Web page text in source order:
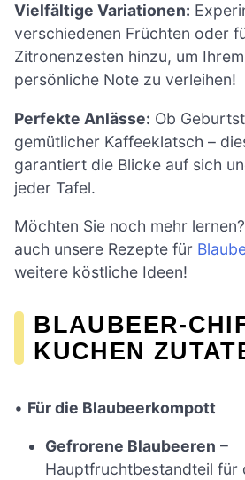
Vielfältige Variationen:
verschiedenen Früchten oder
Zitronenzesten hinzu, um
persönliche Note zu verleihen!
Perfekte Anlässe: Ob
gemütlicher Kaffeeklatsch –
garantiert die Blicke auf sich
jeder Tafel.
Möchten Sie noch mehr
auch unsere Rezepte für
weitere köstliche Ideen!
BLAUBEER-
KUCHEN
• Für die Blaubeerkompott
Gefrorene Blaubeeren –
Hauptfruchtbestandteil für